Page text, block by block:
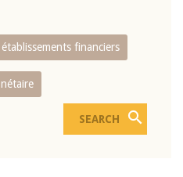
financiers